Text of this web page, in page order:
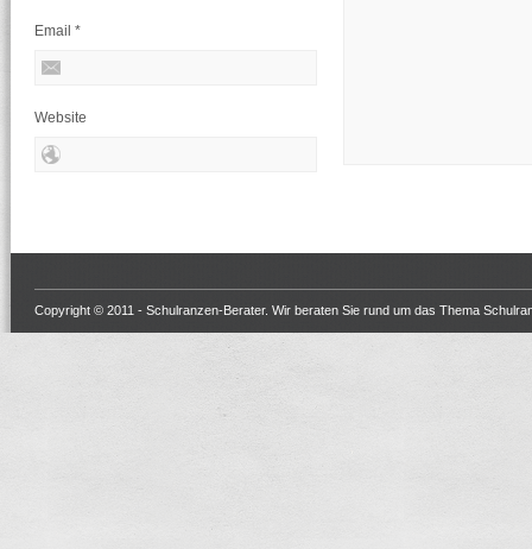
Email *
Website
Copyright © 2011 - Schulranzen-Berater. Wir beraten Sie rund um das Thema